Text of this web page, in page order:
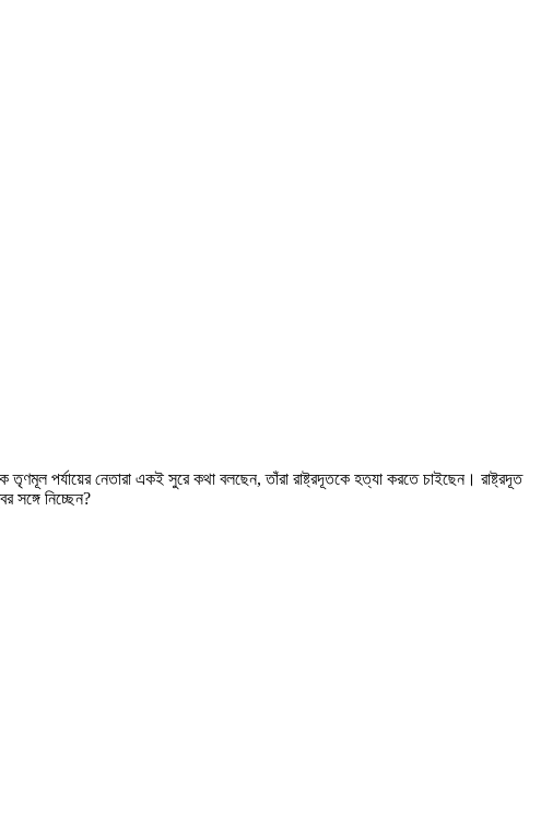
তৃণমূল পর্যায়ের নেতারা একই সুরে কথা বলছেন, তাঁরা রাষ্ট্রদূতকে হত্যা করতে চাইছেন। রাষ্ট্রদূত
সঙ্গে নিচ্ছেন?